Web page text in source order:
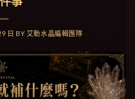
日 BY 艾勒水晶編輯團隊